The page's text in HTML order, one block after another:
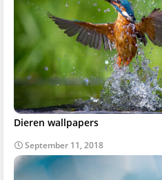
Dieren wallpapers
September 11, 2018